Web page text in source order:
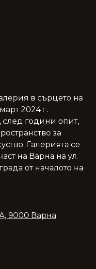
в сърцето на
2024 г.
след години опит,
за
Галерията се
на Варна на ул.
от началото на
9000 Варна